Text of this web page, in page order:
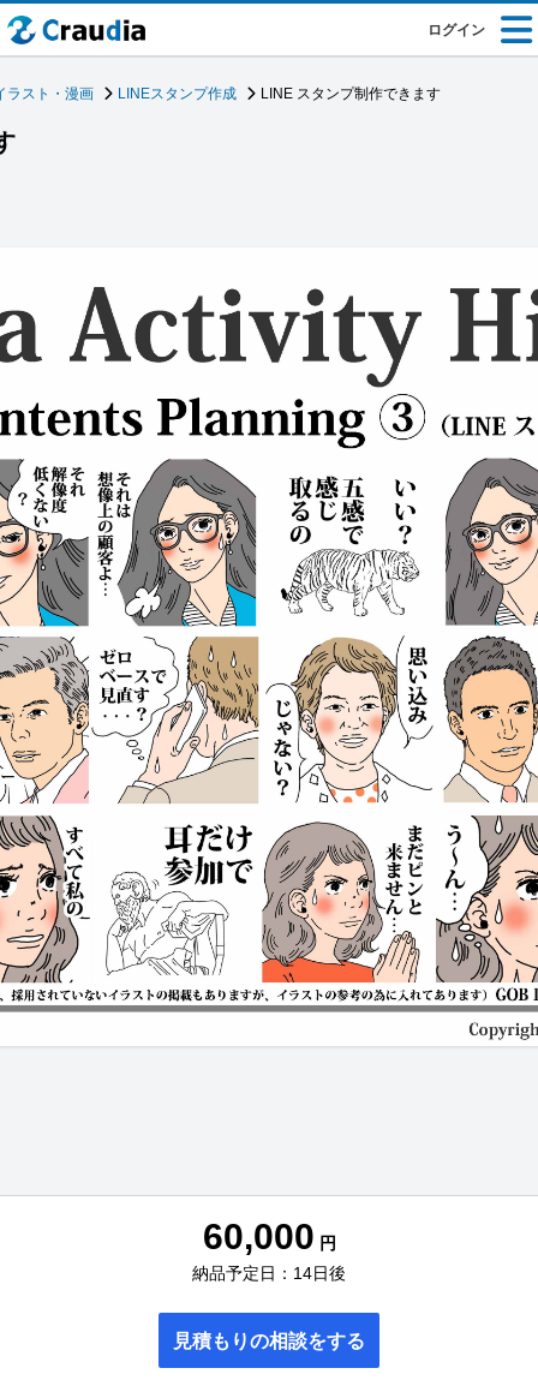
ログイン
ラスト・漫画 LINEスタンプ作成 LINE スタンプ制作できます
60,000 円
納品予定日：14日後
見積もりの相談をする